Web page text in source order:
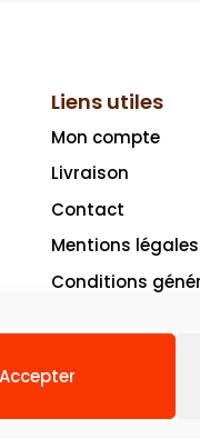
Accepter
Liens utiles
Mon compte
Livraison
Contact
Mentions légales
Conditions